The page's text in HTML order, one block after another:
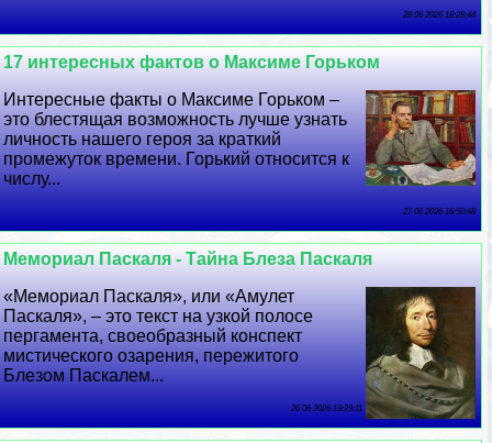
28 06 2026 18:28:44
17 интересных фактов о Максиме Горьком
Интересные факты о Максиме Горьком –
это блестящая возможность лучше узнать
личность нашего героя за краткий
промежуток времени. Горький относится к
числу...
27 06 2026 16:50:48
Мемориал Паскаля - Тайна Блеза Паскаля
«Мемориал Паскаля», или «Амулет
Паскаля», – это текст на узкой полосе
пергамента, своеобразный конспект
мистического озарения, пережитого
Блезом Паскалем...
26 06 2026 19:29:11